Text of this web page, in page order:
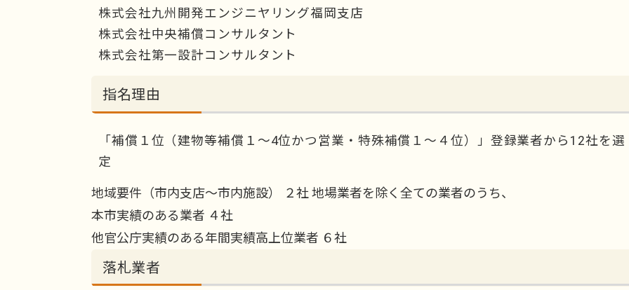
株式会社九州開発エンジニヤリング福岡支店
株式会社中央補償コンサルタント
株式会社第一設計コンサルタント
指名理由
「補償１位（建物等補償１～4位かつ営業・特殊補償１～４位）」登録業者から12社を選
定
地域要件（市内支店～市内施設） ２社 地場業者を除く全ての業者のうち、
本市実績のある業者 ４社
他官公庁実績のある年間実績高上位業者 ６社
落札業者